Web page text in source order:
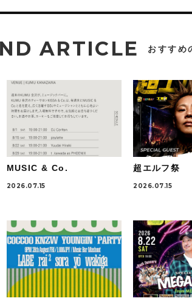
ARTICLE おすすめ
MUSIC & Co.
2026.07.15
超エルフ祭
2026.07.15